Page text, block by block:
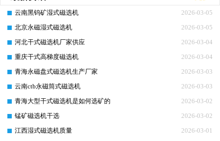
2026-03-05
云南黑钨矿湿式磁选机
2026-03-05
北京永磁湿式磁选机
2026-03-04
河北干式磁选机厂家供应
2026-03-04
重庆干式高梯度磁选机
2026-03-03
青海永磁盘式磁选机生产厂家
2026-03-03
云南ctb永磁筒式磁选机
2026-03-02
青海大型干式磁选机是如何选矿的
2026-03-02
锰矿磁选机干选
2026-03-01
江西湿式磁选机质量